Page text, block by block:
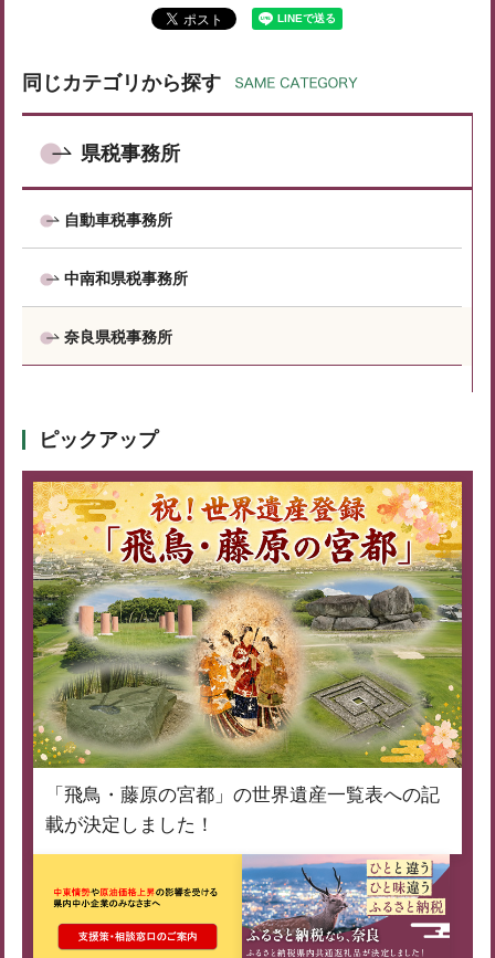
同じカテゴリから探す
県税事務所
自動車税事務所
中南和県税事務所
奈良県税事務所
ピックアップ
「飛鳥・藤原の宮都」の世界遺産一覧表への記
載が決定しました！